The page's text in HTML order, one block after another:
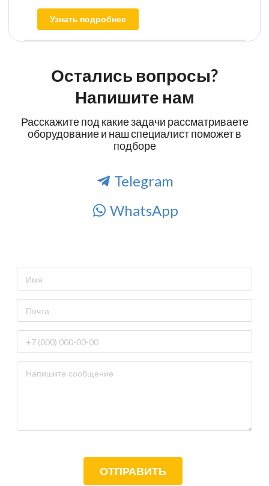
Узнать подробнее
Остались вопросы?
Напишите нам
Расскажите под какие задачи рассматриваете
оборудование и наш специалист поможет в
подборе
Telegram
WhatsApp